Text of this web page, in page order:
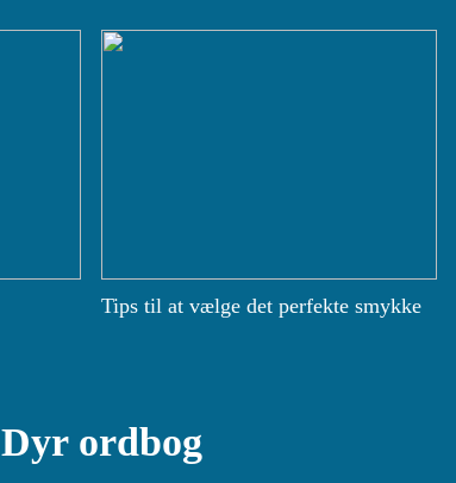
Tips til at vælge det perfekte smykke
Dyr ordbog